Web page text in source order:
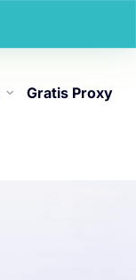
Gratis Proxy